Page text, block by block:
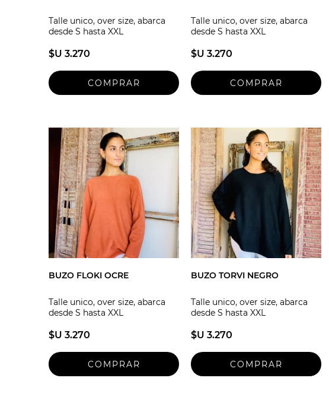
Talle unico, over size, abarca
desde S hasta XXL
$U 3.270
Talle unico, over size, abarca
desde S hasta XXL
$U 3.270
BUZO FLOKI OCRE
Talle unico, over size, abarca
desde S hasta XXL
$U 3.270
BUZO TORVI NEGRO
Talle unico, over size, abarca
desde S hasta XXL
$U 3.270